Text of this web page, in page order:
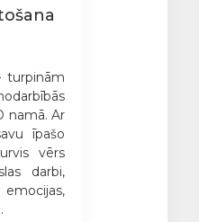
turpinām
namā. Ar
īpašo
vērs
darbi,